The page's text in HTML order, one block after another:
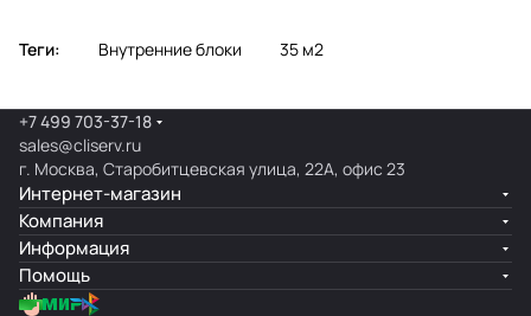
Теги: Внутренние блоки 35 м2
+7 499 703-37-18
sales@cliserv.ru
г. Москва, Старобитцевская улица, 22А, офис 23
Интернет-магазин
Компания
Информация
Помощь